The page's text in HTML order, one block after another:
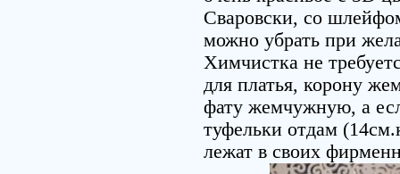
Сваровски, со
можно убрать при
Химчистка не
для платья, корону
фату жемчужную, а
туфельки отдам
лежат в своих